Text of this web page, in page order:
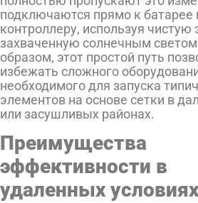
подключаются прямо к батарее
контроллеру, используя чистую
захваченную солнечным
образом, этот простой путь
избежать сложного
необходимого для запуска
элементов на основе сетки в
или засушливых районах.
Преимущества
эффективности в
удаленных условиях